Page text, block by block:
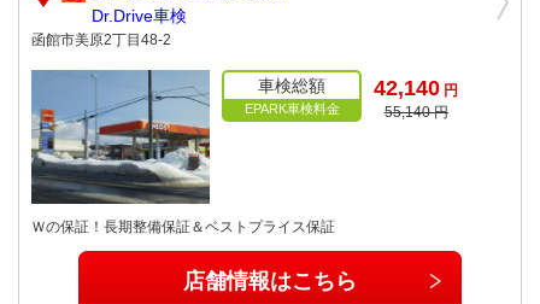
Dr.Drive車検
函館市美原2丁目48-2
車検総額
EPARK車検料金
42,140 円
55,140 円
Ｗの保証！長期整備保証＆ベストプライス保証
店舗情報はこちら